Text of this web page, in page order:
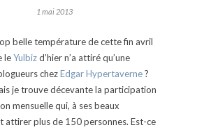
1 mai 2013
belle température de cette fin avril
leYulbizd’hier n’a attiré qu’une
chezEdgar Hypertaverne?
je trouve décevante la participation
mensuelle qui, à ses beaux
attirer plus de 150 personnes. Est-ce